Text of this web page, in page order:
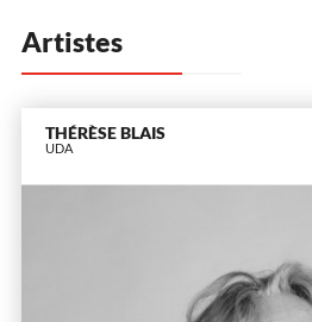
Artistes
THÉRÈSE BLAIS
UDA